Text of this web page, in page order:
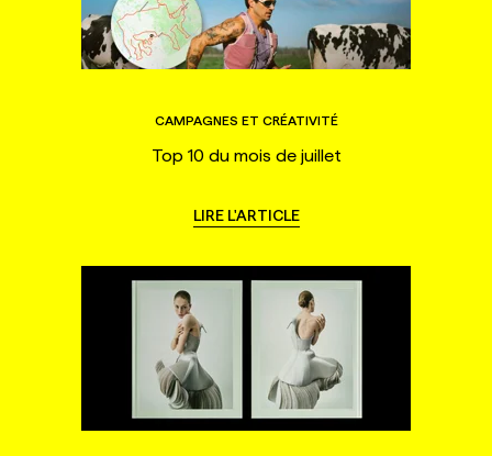
CAMPAGNES ET CRÉATIVITÉ
Top 10 du mois de juillet
LIRE L'ARTICLE